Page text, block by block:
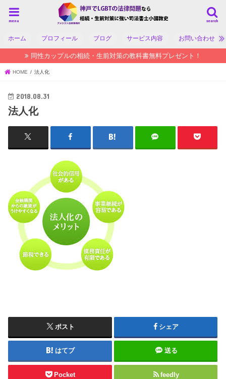
search
menu
ホーム プロフィール ブログ サービス内容 お問い合わせ
同性カップルの相続・生前対策の教科書無料プレゼント！
HOME 法人化
2018.08.31
法人化
ポスト シェア
はてブ 送る
Pocket feedly